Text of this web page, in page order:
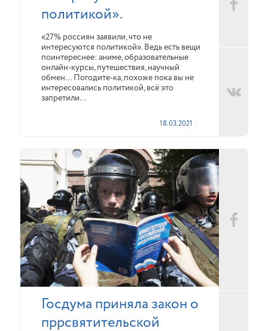
политикой».
«27% россиян заявили, что не
интересуются политикой». Ведь есть вещи
поинтереснее: аниме, образовательные
онлайн-курсы, путешествия, научный
обмен… Погодите-ка, похоже пока вы не
интересовались политикой, всё это
запретили…
18.03.2021
Госдума приняла закон о
пррсвятительской